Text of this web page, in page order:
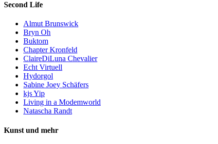
Second Life
Almut Brunswick
Bryn Oh
Buktom
Chapter Kronfeld
ClaireDiLuna Chevalier
Echt Virtuell
Hydorgol
Sabine Joey Schäfers
kjs Yip
Living in a Modemworld
Natascha Randt
Kunst und mehr